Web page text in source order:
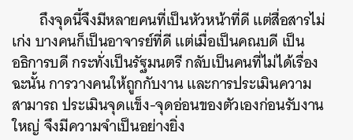
ถึงจุดนี้จึงมีหลายคนที่เป็นหัวหน้าที่ดี แต่สื่อสารไม่
เก่ง บางคนก็เป็นอาจารย์ที่ดี แต่เมื่อเป็นคณบดี เป็น
อธิการบดี กระทั่งเป็นรัฐมนตรี กลับเป็นคนที่ไม่ได้เรื่อง
ฉะนั้น การวางคนให้ถูกกับงาน และการประเมินความ
สามารถ ประเมินจุดแข็ง-จุดอ่อนของตัวเองก่อนรับงาน
ใหญ่ จึงมีความจำเป็นอย่างยิ่ง